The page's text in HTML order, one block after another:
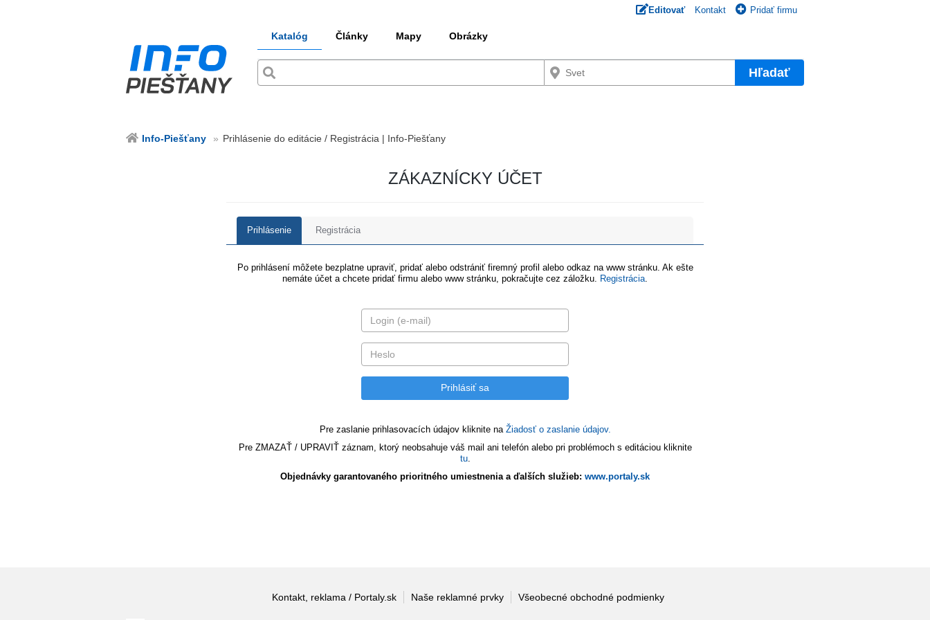
Editovať Kontakt Pridať firmu
Katalóg Články Mapy Obrázky
Hľadať
Info-Piešťany Prihlásenie do editácie / Registrácia | Info-Piešťany
ZÁKAZNÍCKY ÚČET
Prihlásenie Registrácia
Po prihlásení môžete bezplatne upraviť, pridať alebo odstrániť firemný profil alebo odkaz na www stránku. Ak ešte
nemáte účet a chcete pridať firmu alebo www stránku, pokračujte cez záložku.
Registrácia
Pre zaslanie prihlasovacích údajov kliknite na Žiadosť o zaslanie údajov.
Pre ZMAZAŤ / UPRAVIŤ záznam, ktorý neobsahuje váš mail ani telefón alebo pri problémoch s editáciou kliknite
tu.
Objednávky garantovaného prioritného umiestnenia a ďalších služieb: www.portaly.sk
Kontakt, reklama / Portaly.sk Naše reklamné prvky Všeobecné obchodné podmienky